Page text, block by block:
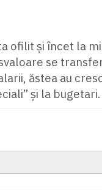
ofilit și încet la
se
ăstea au
și la bugetari.